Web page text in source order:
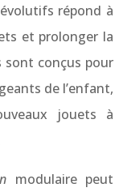
répond à
et prolonger la
sont conçus pour
de l’enfant,
jouets à
modulaire peut